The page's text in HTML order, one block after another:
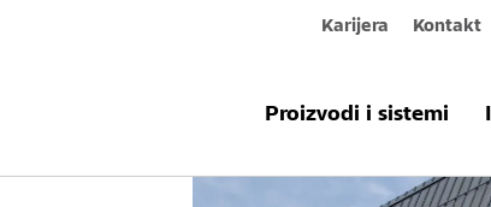
Karijera Kontakt
Proizvodi i sistemi